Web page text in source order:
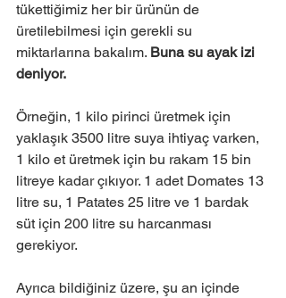
tükettiğimiz her bir ürünün de
üretilebilmesi için gerekli su
miktarlarına bakalım. Buna su ayak izi
deniyor.
Örneğin, 1 kilo pirinci üretmek için
yaklaşık 3500 litre suya ihtiyaç varken,
1 kilo et üretmek için bu rakam 15 bin
litreye kadar çıkıyor. 1 adet Domates 13
litre su, 1 Patates 25 litre ve 1 bardak
süt için 200 litre su harcanması
gerekiyor.
Ayrıca bildiğiniz üzere, şu an içinde